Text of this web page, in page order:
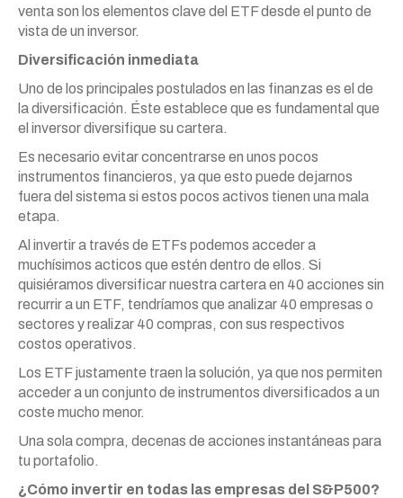
venta son los elementos clave del ETF desde el punto de
vista de un inversor.
Diversificación inmediata
Uno de los principales postulados en las finanzas es el de
la diversificación. Éste establece que es fundamental que
el inversor diversifique su cartera.
Es necesario evitar concentrarse en unos pocos
instrumentos financieros, ya que esto puede dejarnos
fuera del sistema si estos pocos activos tienen una mala
etapa.
Al invertir a través de ETFs podemos acceder a
muchísimos acticos que estén dentro de ellos. Si
quisiéramos diversificar nuestra cartera en 40 acciones sin
recurrir a un ETF, tendríamos que analizar 40 empresas o
sectores y realizar 40 compras, con sus respectivos
costos operativos.
Los ETF justamente traen la solución, ya que nos permiten
acceder a un conjunto de instrumentos diversificados a un
coste mucho menor.
Una sola compra, decenas de acciones instantáneas para
tu portafolio.
¿Cómo invertir en todas las empresas del S&P500?